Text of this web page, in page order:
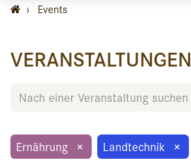
› Events
VERANSTALTUNGEN
Ernährung × Landtechnik ×